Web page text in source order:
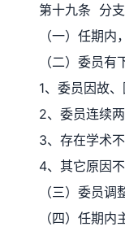
第十九条 分
（一）任期
（二）委员
1、委员因故
2、委员连续
3、存在学术
4、其它原因
（三）委员
（四）任期